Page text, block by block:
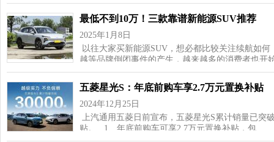
最低不到10万！三款靠谱新能源SUV推荐
2025年1月8日
以往大家买新能源SUV，想必都比较关注续航如
越等品牌倒闭事件的产生，越来越多的消费者也开
五菱星光S：年底前购车享2.7万元置换补贴
2024年12月25日
上汽通用五菱日前宣布，五菱星光S累计销量已突
贴。 1、年底前购车可享2.7万元置换补贴，包…